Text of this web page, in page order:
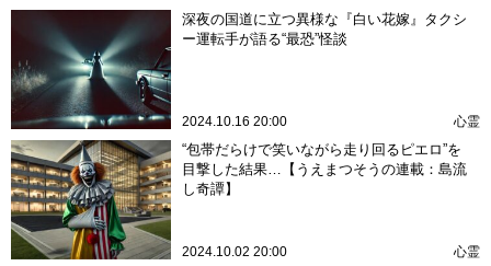
深夜の国道に立つ異様な『白い花嫁』タクシ
ー運転手が語る“最恐”怪談
2024.10.16 20:00 心霊
“包帯だらけで笑いながら走り回るピエロ”を
目撃した結果…【うえまつそうの連載：島流
し奇譚】
2024.10.02 20:00 心霊